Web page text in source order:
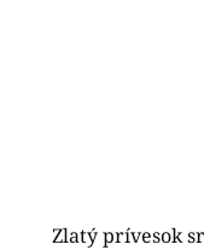
Zlatý prívesok